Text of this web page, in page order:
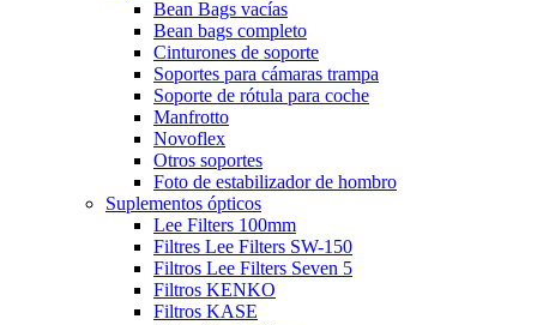
Bean Bags vacías
Bean bags completo
Cinturones de soporte
Soportes para cámaras trampa
Soporte de rótula para coche
Manfrotto
Novoflex
Otros soportes
Foto de estabilizador de hombro
Suplementos ópticos
Lee Filters 100mm
Filtres Lee Filters SW-150
Filtros Lee Filters Seven 5
Filtros KENKO
Filtros KASE